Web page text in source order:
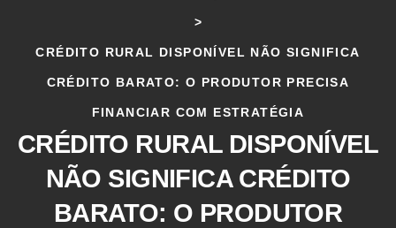
>
CRÉDITO RURAL DISPONÍVEL NÃO SIGNIFICA
CRÉDITO BARATO: O PRODUTOR PRECISA
FINANCIAR COM ESTRATÉGIA
CRÉDITO RURAL DISPONÍVEL
NÃO SIGNIFICA CRÉDITO
BARATO: O PRODUTOR